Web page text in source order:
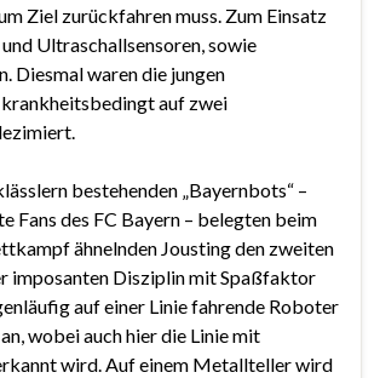
Ziel zurückfahren muss. Zum Einsatz
Ultraschallsensoren, sowie
Diesmal waren die jungen
auf zwei
bestehenden „Bayernbots“ –
Fans des FC Bayern – belegten beim
ähnelnden Jousting den zweiten
imposanten Disziplin mit Spaßfaktor
auf einer Linie fahrende Roboter
wobei auch hier die Linie mit
wird. Auf einem Metallteller wird